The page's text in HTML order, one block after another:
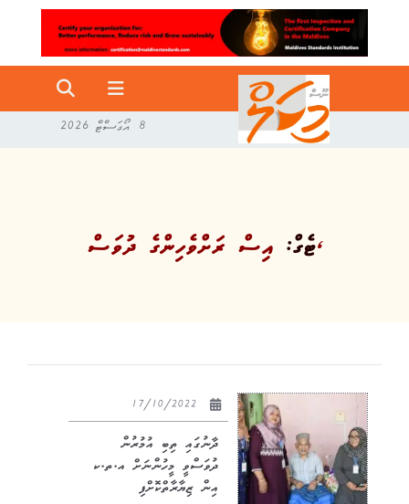
8 އޯގަސްޓް 2026
ޓެގް:އިސް ރަށްވެހިންގެ ދުވަސް،
ދާނުގައި ތިބި އުމުރުން
ދުވަސްވީ މީހުންނަށް އ.ތ.ކ
އިން ޒިޔާރާތްކޮށްފި